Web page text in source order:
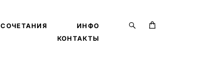
СОЧЕТАНИЯ
ИНФО
КОНТАКТЫ
СОЧЕТАНИЯ
ИНФО
КОНТАКТЫ